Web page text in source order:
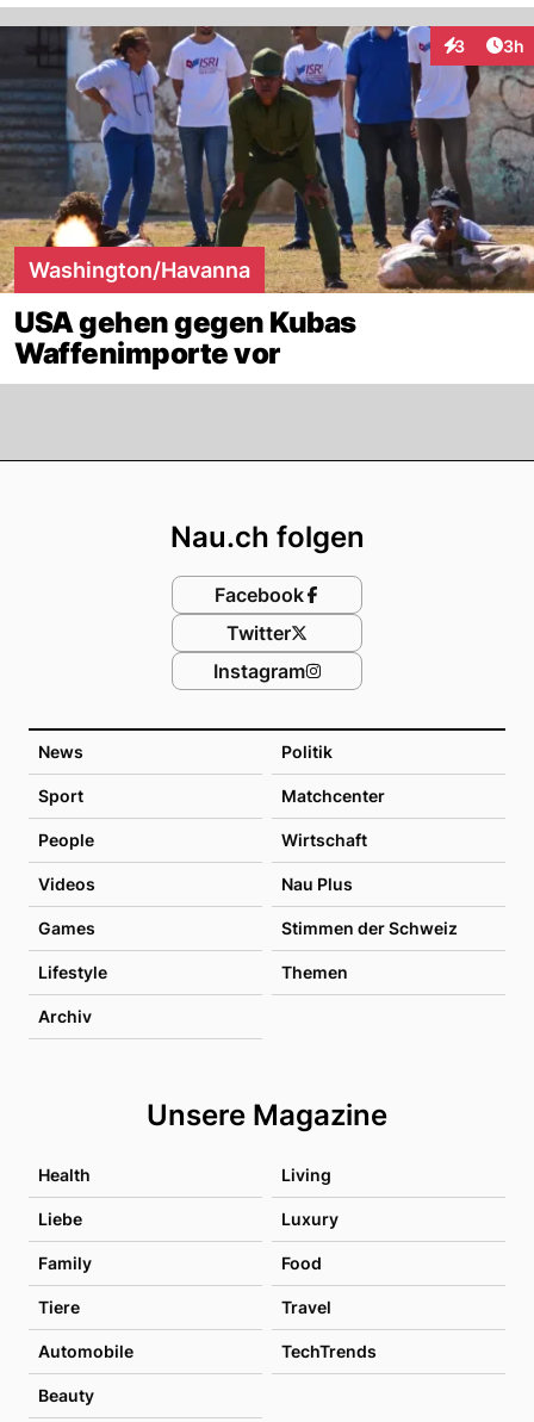
3 3h
Washington/Havanna
USA gehen gegen Kubas
Waffenimporte vor
News Politik
Sport Matchcenter
People Wirtschaft
Videos Nau Plus
Games Stimmen der Schweiz
Lifestyle Themen
Archiv
Unsere Magazine
Health Living
Liebe Luxury
Family Food
Tiere Travel
Automobile TechTrends
Beauty
Nau.ch folgen
Facebook
Twitter
Instagram